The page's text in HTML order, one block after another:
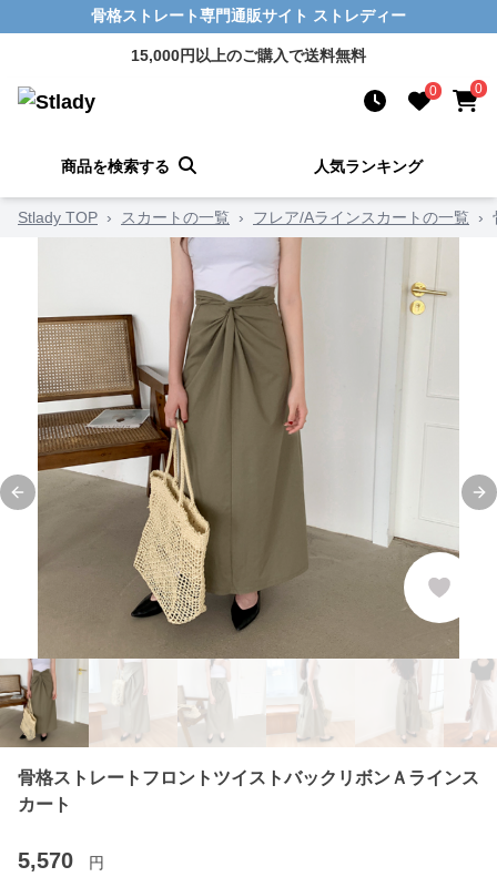
骨格ストレート専門通販サイト ストレディー
15,000円以上のご購入で送料無料
0 0
商品を検索する 人気ランキング
Stlady TOP › スカートの一覧 › フレア/Aラインスカートの一覧 ›
Previous slide
骨格ストレートフロントツイストバックリボンＡラインス
カート
5,570 円